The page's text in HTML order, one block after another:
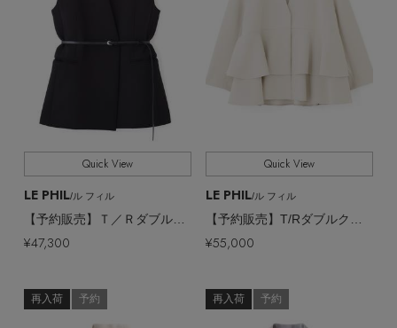
Quick View
LE PHIL/ル フィル
¥55,000
Quick View
LE PHIL/ル フィル
【予約販売】Ｔ／Ｒダブルクロスジレ
¥47,300
再入荷 予約
再入荷 予約